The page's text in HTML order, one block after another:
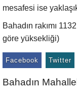
mesafesi ise
Bahadın rakımı
göre yüksekliği)
Facebook Twitter
Bahadın